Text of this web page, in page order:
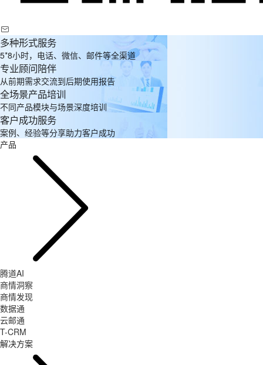
多种形式服务
5*8小时，电话、微信、邮件等全渠道
专业顾问陪伴
从前期需求交流到后期使用报告
全场景产品培训
不同产品模块与场景深度培训
客户成功服务
案例、经验等分享助力客户成功
产品
腾道AI
商情洞察
商情发现
数据通
云邮通
T-CRM
解决方案